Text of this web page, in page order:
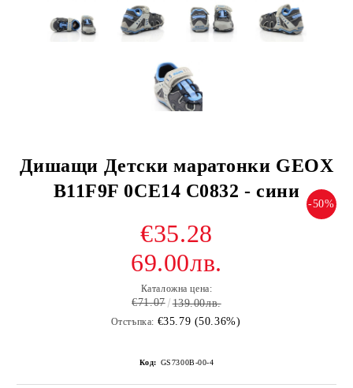
Дишащи Детски маратонки GEOX
B11F9F 0CE14 C0832 - сини
-50%
€35.28
69.00лв.
Каталожна цена:
€71.07 139.00лв.
Отстъпка: €35.79 (50.36%)
Код: GS7300B-00-4